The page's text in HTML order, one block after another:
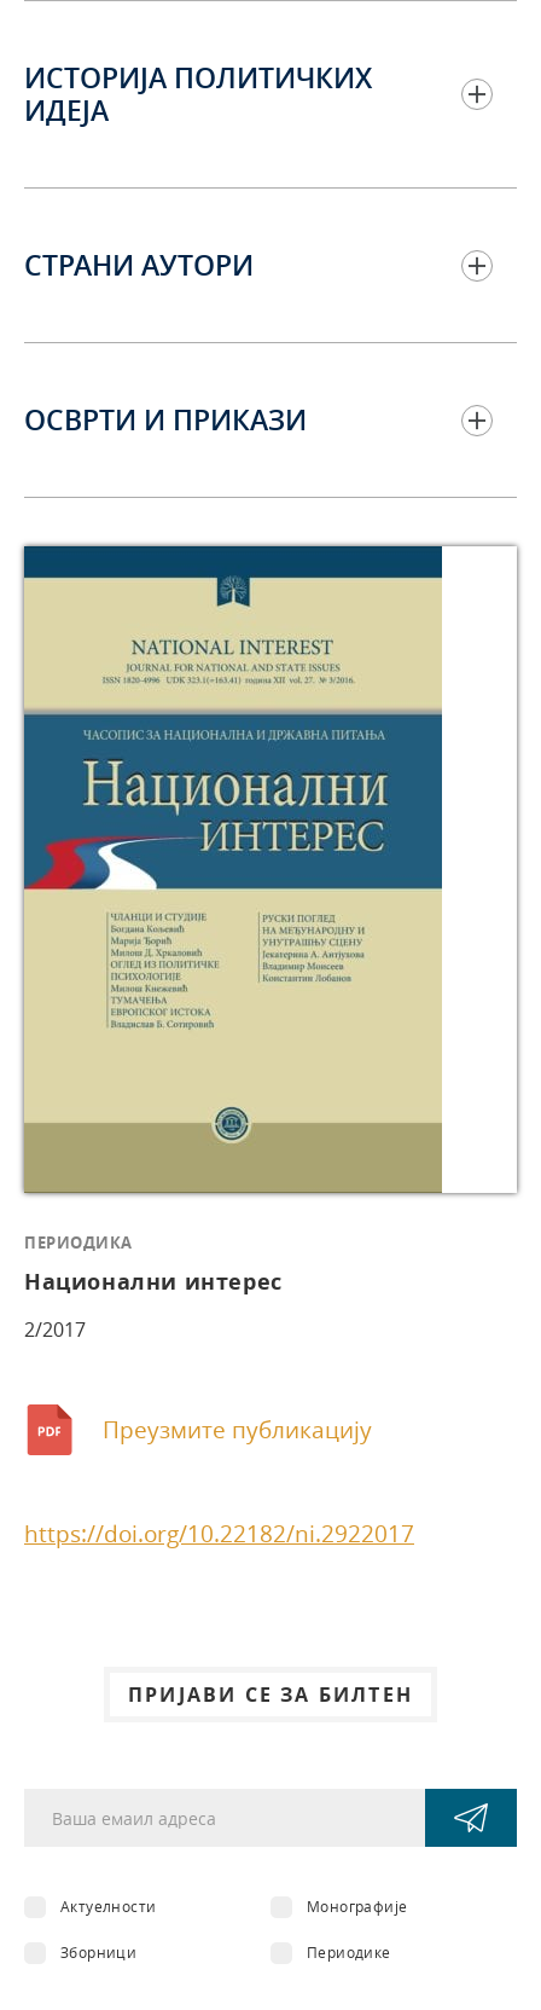
ИСТОРИЈА ПОЛИТИЧКИХ
ИДЕЈА
СТРАНИ АУТОРИ
ОСВРТИ И ПРИКАЗИ
ПЕРИОДИКА
Национални интерес
2/2017
Преузмите публикацију
https://doi.org/10.22182/ni.2922017
ПРИЈАВИ СЕ ЗА БИЛТЕН
Актуелности Монографије
Зборници Периодике